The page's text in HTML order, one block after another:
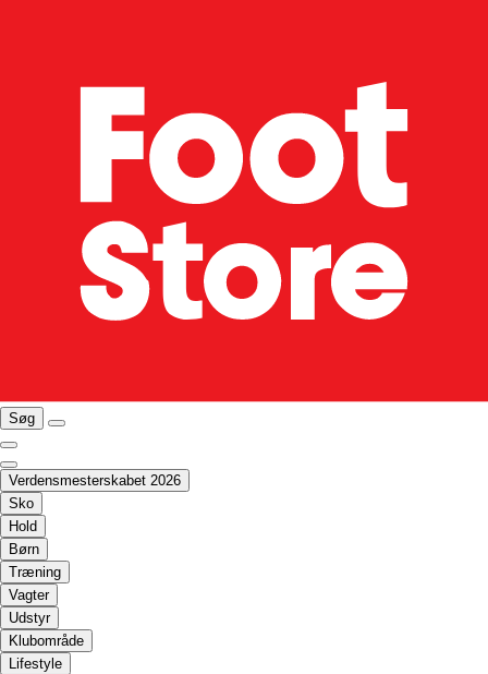
Søg
Verdensmesterskabet 2026
Sko
Hold
Børn
Træning
Vagter
Udstyr
Klubområde
Lifestyle